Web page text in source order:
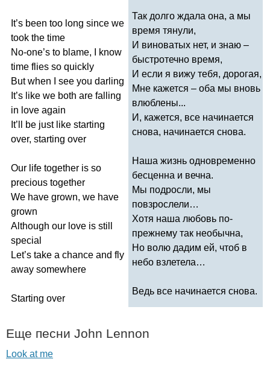
It’s been too long since we
took the time
No-one’s to blame,
know
time flies so quickly
But when see you darling
It’s like we both are falling
in love again
It’ be just like starting
over, starting over
Our life together is so
precious together
We have grown, we have
grown
Although our love is still
special
Let’s take a chance and fly
away somewhere
Starting over
Так долго ждала она, а мы
время тянули,
И виноватых нет, и знаю –
быстротечно время,
И если я вижу тебя, дорогая,
Мне кажется – оба мы вновь
влюблены...
И, кажется, все начинается
снова, начинается снова.
Наша жизнь одновременно
бесценна и вечна.
Мы подросли, мы
повзрослели…
Хотя наша любовь по-
прежнему так необычна,
Но волю дадим ей, чтоб в
небо взлетела…
Ведь все начинается снова.
Еще песни John Lennon
Look at me